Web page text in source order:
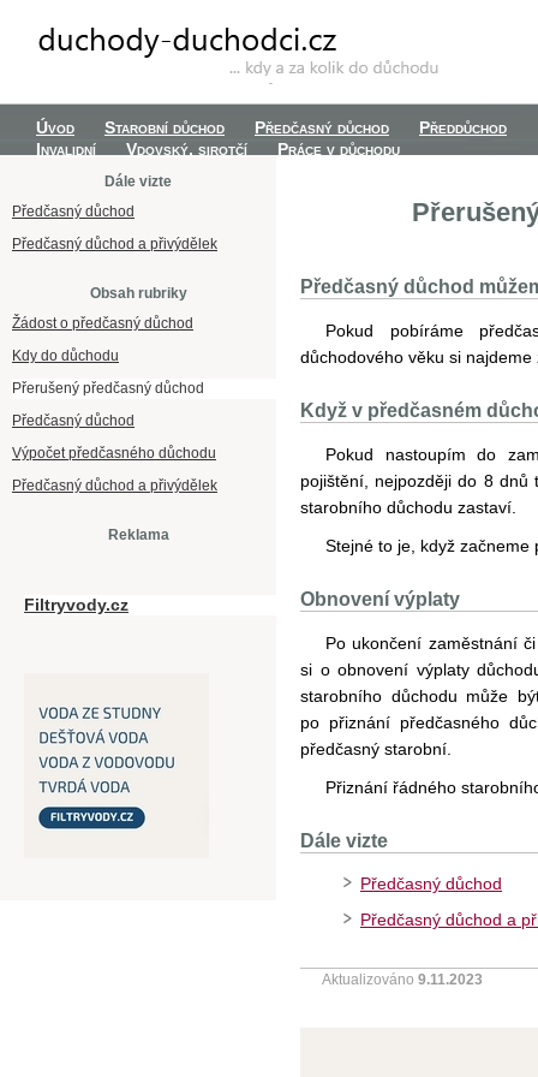
Úvod Starobní důchod Předčasný důchod
Předdůchod
Invalidní
Vdovský, sirotčí Práce v důchodu
Dále vizte
Předčasný důchod
Předčasný důchod a přivýdělek
Obsah rubriky
Žádost o předčasný důchod
Kdy do důchodu
Přerušený předčasný důchod
Předčasný důchod
Výpočet předčasného důchodu
Předčasný důchod a přivýdělek
Reklama
Filtryvody.cz
Předčasný důchod
Pokud pobíráme
důchodového věku si
Když v předčasném
Pokud nastoupím do
pojištění, nejpozději do 8 dnů
starobního důchodu zastaví.
Stejné to je, když začneme
Obnovení výplaty
Po ukončení zaměstnání
si o obnovení výplaty
starobního důchodu může
po přiznání předčasného
předčasný starobní.
Přiznání řádného
Dále vizte
Předčasný důchod
Předčasný důchod a
Aktualizováno 9.11.2023